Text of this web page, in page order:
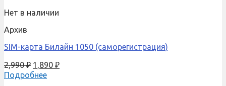
Нет в наличии
Архив
SIM-карта Билайн 1050 (саморегистрация)
2,990₽ 1,890 ₽
Подробнее